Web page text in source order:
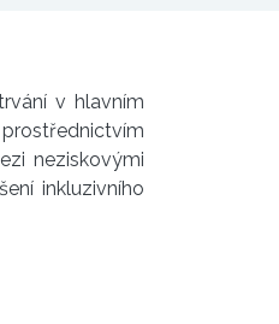
v hlavním
neziskovými
inkluzivního